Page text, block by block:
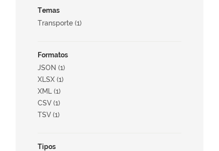
Temas
Transporte (1)
Formatos
JSON (1)
XLSX (1)
XML (1)
CSV (1)
TSV (1)
Tipos